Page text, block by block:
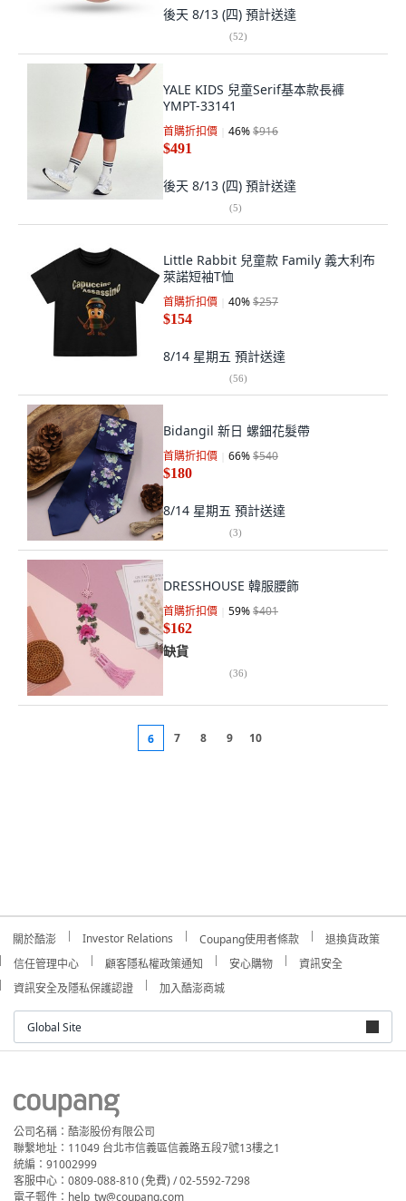
後天 8/13 (四) 預計送達
(52)
YALE KIDS 兒童Serif基本款長褲
YMPT-33141
首購折扣價 46%$916
$491
後天 8/13 (四) 預計送達
(5)
Little Rabbit 兒童款 Family 義大利布
萊諾短袖T恤
首購折扣價 40%$257
$154
8/14 星期五 預計送達
(56)
Bidangil 新日 螺鈿花髮帶
首購折扣價 66%$540
$180
8/14 星期五 預計送達
(3)
DRESSHOUSE 韓服腰飾
首購折扣價 59%$401
$162
缺貨
(36)
6 7 8 9 10
關於酷澎 Investor Relations Coupang使用者條款
退換貨政策
信任管理中心
顧客隱私權政策通知 安心購物
資訊安全
資訊安全及隱私保護認證
加入酷澎商城
Global Site
公司名稱：酷澎股份有限公司
聯繫地址：11049 台北市信義區信義路五段7號13樓之1
統編：91002999
客服中心：0809-088-810 (免費) / 02-5592-7298
電子郵件：help_tw@coupang.com